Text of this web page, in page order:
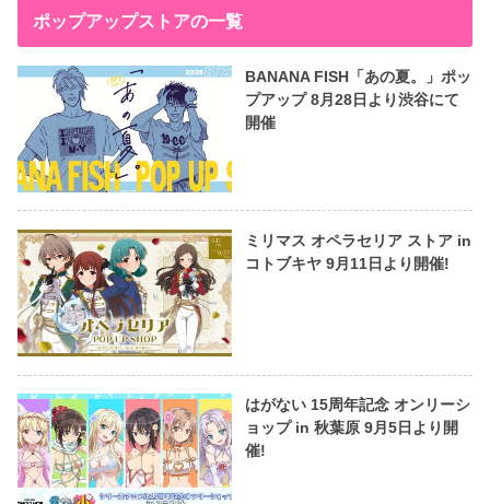
ポップアップストアの一覧
BANANA FISH「あの夏。」ポッ
プアップ 8月28日より渋谷にて
開催
ミリマス オペラセリア ストア in
コトブキヤ 9月11日より開催!
はがない 15周年記念 オンリーシ
ョップ in 秋葉原 9月5日より開
催!